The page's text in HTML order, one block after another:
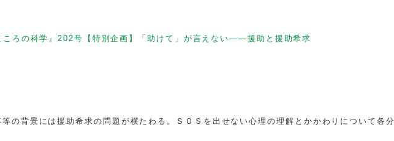
ころの科学』202号【特別企画】「助けて」が言えない——援助と援助希求
の背景には援助希求の問題が横たわる。ＳＯＳを出せない心理の理解とかかわりについて各分